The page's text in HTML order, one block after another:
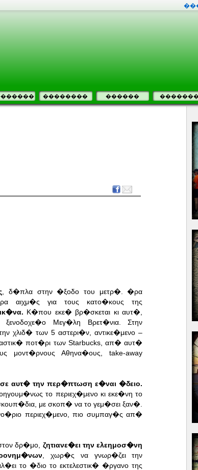
�������� ������
, δ�πλα στην �ξοδο του μετρ�. �ρα
αιχμ�ς για τους κατο�κους της
Κ�που εκε� βρ�σκεται κι αυτ�,
Μεγ�λη Βρετ�νια. Στην
χλιδ� των 5 αστερι�ν, αντικε�μενο –
ποτ�ρι των Starbucks, απ� αυτ�
μοντ�ρνους Αθηνα�ους, take-away
αυτ� την περ�πτωση ε�ναι �δειο.
το περιεχ�μενο κι εκε�νη το
με σκοπ� να το γεμ�σει ξαν�.
περιεχ�μενο, πιο συμπαγ�ς απ�
δρ�μο, ζητιανε�ει την ελεημοσ�νη
, χωρ�ς να γνωρ�ζει την
το �διο το εκτελεστικ� �ργανο της